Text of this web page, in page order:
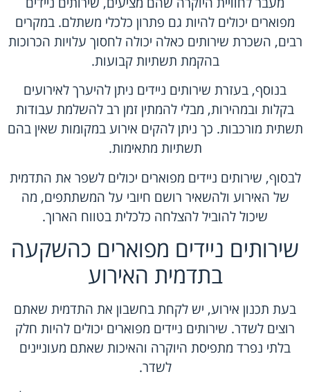
מפוארים יכולים להיות גם פתרון כלכלי משתלם. במקרים
רבים, השכרת שירותים כאלה יכולה לחסוך עלויות הכרוכות
בהקמת תשתיות קבועות.
בנוסף, בעזרת שירותים ניידים ניתן להיערך לאירועים
בקלות ובמהירות, מבלי להמתין זמן רב להשלמת עבודות
תשתית מורכבות. כך ניתן להקים אירוע במקומות שאין בהם
תשתיות מתאימות.
לבסוף, שירותים ניידים מפוארים יכולים לשפר את התדמית
של האירוע ולהשאיר רושם חיובי על המשתתפים, מה
שיכול להוביל להצלחה כלכלית בטווח הארוך.
שירותים ניידים מפוארים כהשקעה
בתדמית האירוע
בעת תכנון אירוע, יש לקחת בחשבון את התדמית שאתם
רוצים לשדר. שירותים ניידים מפוארים יכולים להיות חלק
בלתי נפרד מתפיסת היוקרה והאיכות שאתם מעוניינים
לשדר.